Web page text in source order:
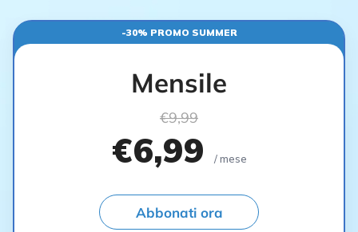
-30% PROMO SUMMER
Mensile
€9,99
€6,99 / mese
Abbonati ora